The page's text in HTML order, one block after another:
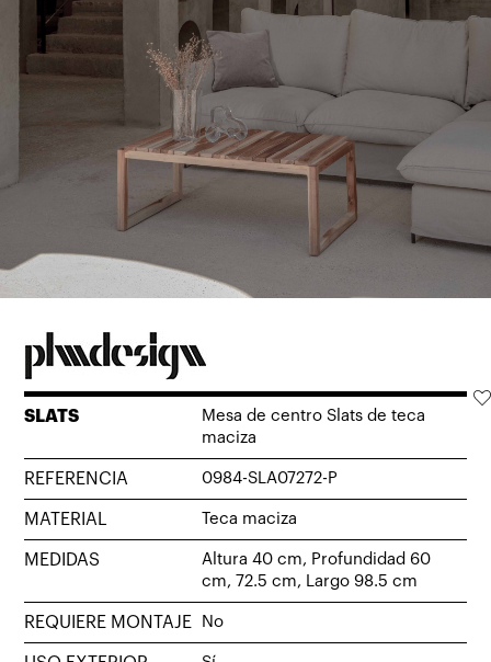
SLATS
Mesa de centro Slats de teca
maciza
REFERENCIA 0984-SLA07272-P
MATERIAL Teca maciza
MEDIDAS
Altura 40 cm, Profundidad 60
cm, 72.5 cm, Largo 98.5 cm
REQUIERE MONTAJE No